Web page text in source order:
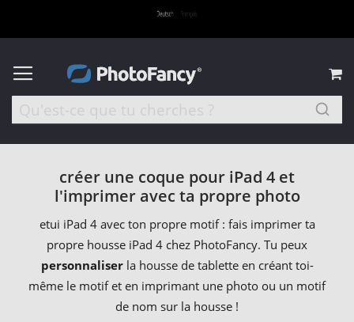
créer une coque pour iPad 4 et
l'imprimer avec ta propre photo
etui iPad 4 avec ton propre motif : fais imprimer ta
propre housse iPad 4 chez PhotoFancy. Tu peux
personnaliserla housse de tablette en créant toi-
même le motif et en imprimant une photo ou un motif
de nom sur la housse !